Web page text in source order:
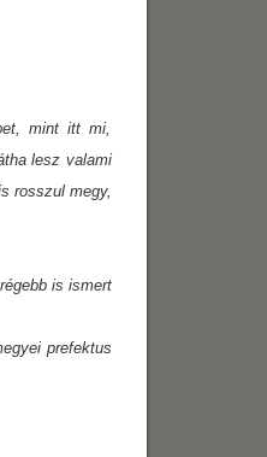
mint itt mi,
lesz valami
rosszul megy,
is ismert
prefektus